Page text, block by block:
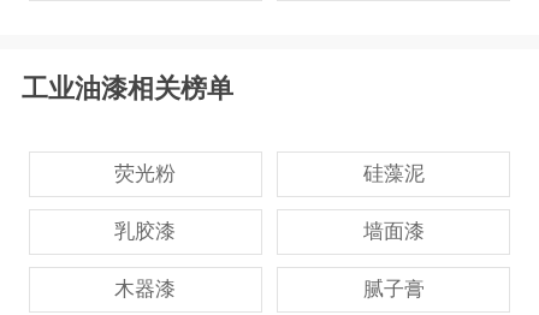
工业油漆相关榜单
荧光粉 硅藻泥
乳胶漆 墙面漆
木器漆 腻子膏